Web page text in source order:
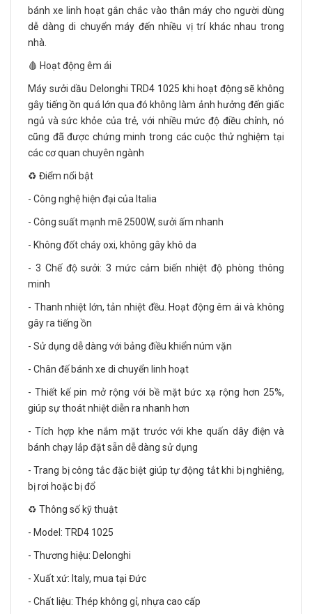
bánh xe linh hoạt gắn chắc vào thân máy cho người dùng
dễ dàng di chuyển máy đến nhiều vị trí khác nhau trong
nhà.
🩸 Hoạt động êm ái
Máy sưởi dầu Delonghi TRD4 1025 khi hoạt động sẽ không
gây tiếng ồn quá lớn qua đó không làm ảnh hưởng đến giấc
ngủ và sức khỏe của trẻ, với nhiều mức độ điều chỉnh, nó
cũng đã được chứng minh trong các cuộc thử nghiệm tại
các cơ quan chuyên ngành
♻️ Điểm nổi bật
- Công nghệ hiện đại của Italia
- Công suất mạnh mẽ 2500W, sưởi ấm nhanh
- Không đốt cháy oxi, không gây khô da
- 3 Chế độ sưởi: 3 mức cảm biến nhiệt độ phòng thông
minh
- Thanh nhiệt lớn, tản nhiệt đều. Hoạt động êm ái và không
gây ra tiếng ồn
- Sử dụng dễ dàng với bảng điều khiển núm vặn
- Chân đế bánh xe di chuyển linh hoạt
- Thiết kế pin mở rộng với bề mặt bức xạ rộng hơn 25%,
giúp sự thoát nhiệt diễn ra nhanh hơn
- Tích hợp khe nắm mặt trước với khe quấn dây điện và
bánh chạy lắp đặt sẵn dễ dàng sử dụng
- Trang bị công tắc đặc biệt giúp tự động tắt khi bị nghiêng,
bị rơi hoặc bị đổ
♻️ Thông số kỹ thuật
- Model: TRD4 1025
- Thương hiệu: Delonghi
- Xuất xứ: Italy, mua tại Đức
- Chất liệu: Thép không gỉ, nhựa cao cấp